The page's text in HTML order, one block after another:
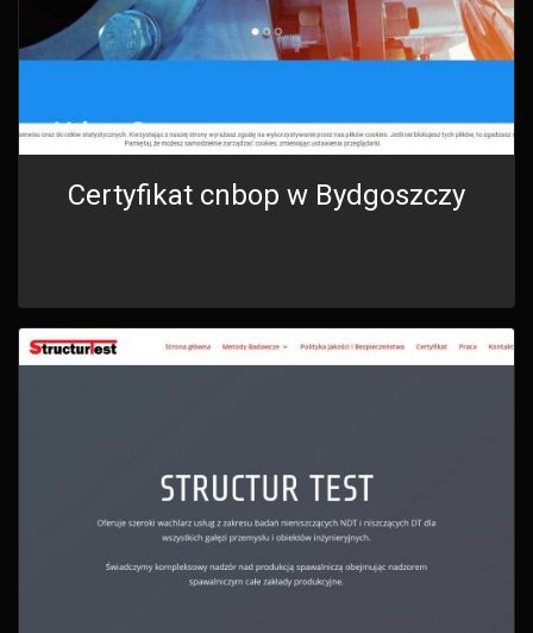
Certyfikat cnbop w Bydgoszczy